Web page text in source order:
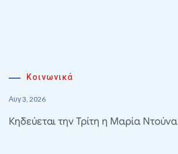
Κοινωνικά
Αυγ 3, 2026
Κηδεύεται την Τρίτη η Μαρία Ντούνα